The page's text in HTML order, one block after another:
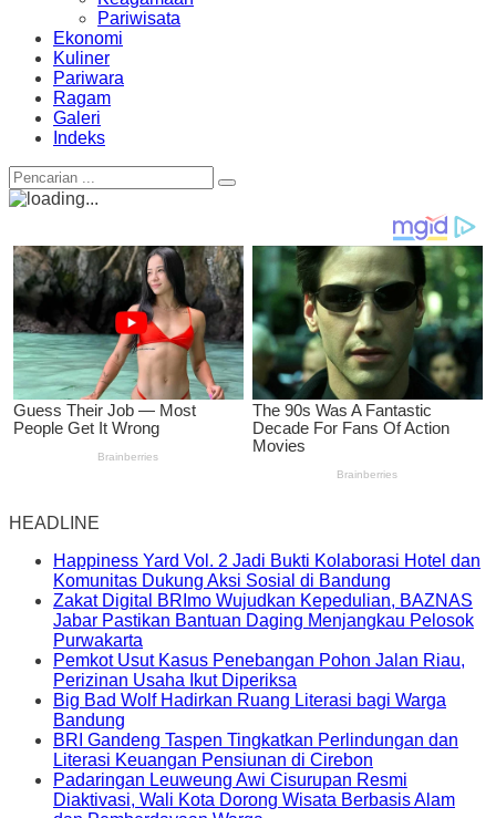
Pariwisata
Ekonomi
Kuliner
Pariwara
Ragam
Galeri
Indeks
HEADLINE
Happiness Yard Vol. 2 Jadi Bukti Kolaborasi Hotel dan
Komunitas Dukung Aksi Sosial di Bandung
Zakat Digital BRImo Wujudkan Kepedulian, BAZNAS
Jabar Pastikan Bantuan Daging Menjangkau Pelosok
Purwakarta
Pemkot Usut Kasus Penebangan Pohon Jalan Riau,
Perizinan Usaha Ikut Diperiksa
Big Bad Wolf Hadirkan Ruang Literasi bagi Warga
Bandung
BRI Gandeng Taspen Tingkatkan Perlindungan dan
Literasi Keuangan Pensiunan di Cirebon
Padaringan Leuweung Awi Cisurupan Resmi
Diaktivasi, Wali Kota Dorong Wisata Berbasis Alam